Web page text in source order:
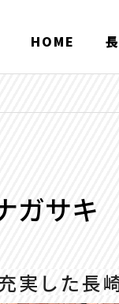
HOME
ガサキ
実した長